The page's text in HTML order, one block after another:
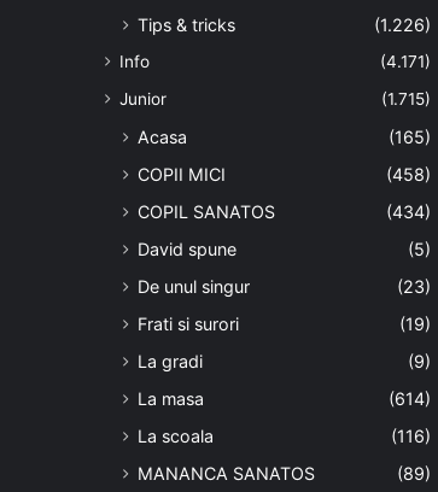
Tips & tricks
(1.226)
Info
(4.171)
Junior
(1.715)
Acasa
(165)
COPII MICI
(458)
COPIL SANATOS
(434)
David spune
(5)
De unul singur
(23)
Frati si surori
(19)
La gradi
(9)
La masa
(614)
La scoala
(116)
MANANCA SANATOS
(89)